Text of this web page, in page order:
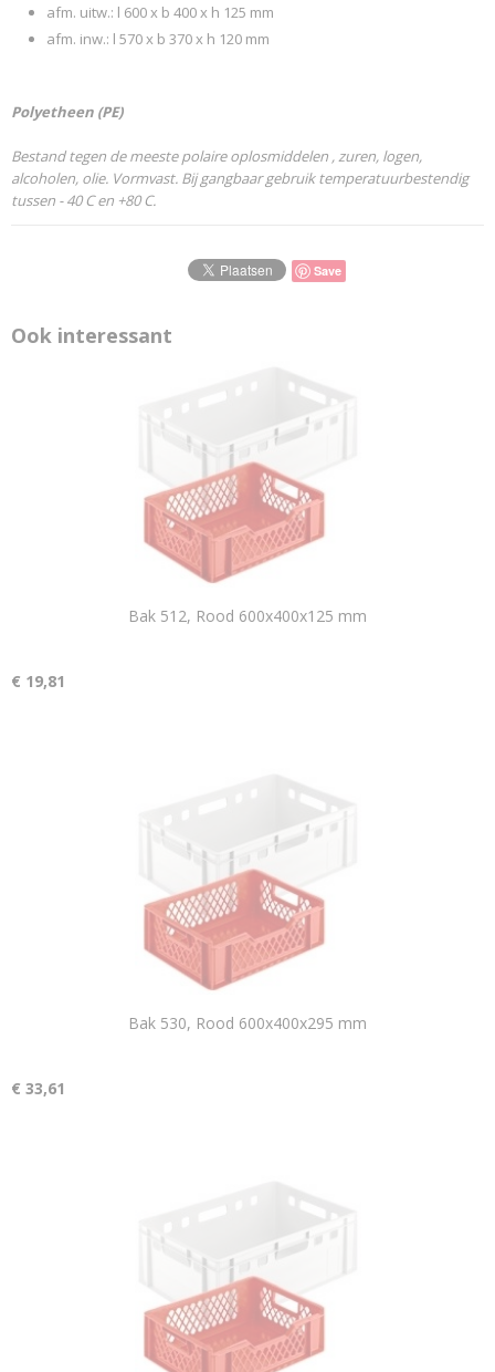
afm. uitw.: l 600 x b 400 x h 125 mm
afm. inw.: l 570 x b 370 x h 120 mm
Polyetheen (PE)
Bestand tegen de meeste polaire oplosmiddelen ,zuren, logen,
alcoholen, olie. Vormvast. Bij gangbaar gebruik temperatuurbestendig
tussen - 40 C en +80 C.
Save
Ook interessant
Bak 512, Rood 600x400x125 mm
€ 19,81
Bak 530, Rood 600x400x295 mm
€ 33,61